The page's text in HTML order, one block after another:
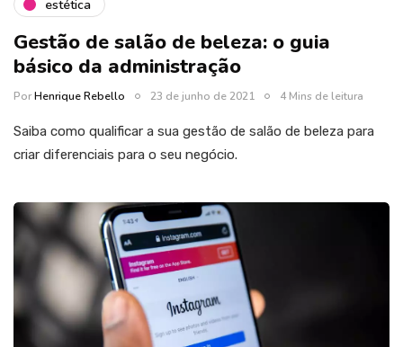
estética
Gestão de salão de beleza: o guia
básico da administração
PorHenrique Rebello 23 de junho de 2021 4 Mins de leitura
Saiba como qualificar a sua gestão de salão de beleza para
criar diferenciais para o seu negócio.